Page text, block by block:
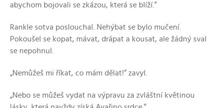
abychom bojovali se zkázou, která se blíží.“
Rankle sotva poslouchal. Nehýbat se bylo mučení.
Pokoušel se kopat, mávat, drápat a kousat, ale žádný sval
se nepohnul.
„Nemůžeš mi říkat, co mám dělat!“ zavyl.
„Nebo se můžeš vydat na výpravu za zvláštní květinou